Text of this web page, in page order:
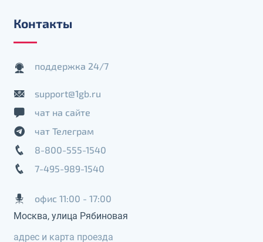
Контакты
поддержка 24/7
support@1gb.ru
чат на сайте
чат Телеграм
8-800-555-1540
7-495-989-1540
офис 11:00 - 17:00
Москва, улица Рябиновая
адрес и карта проезда